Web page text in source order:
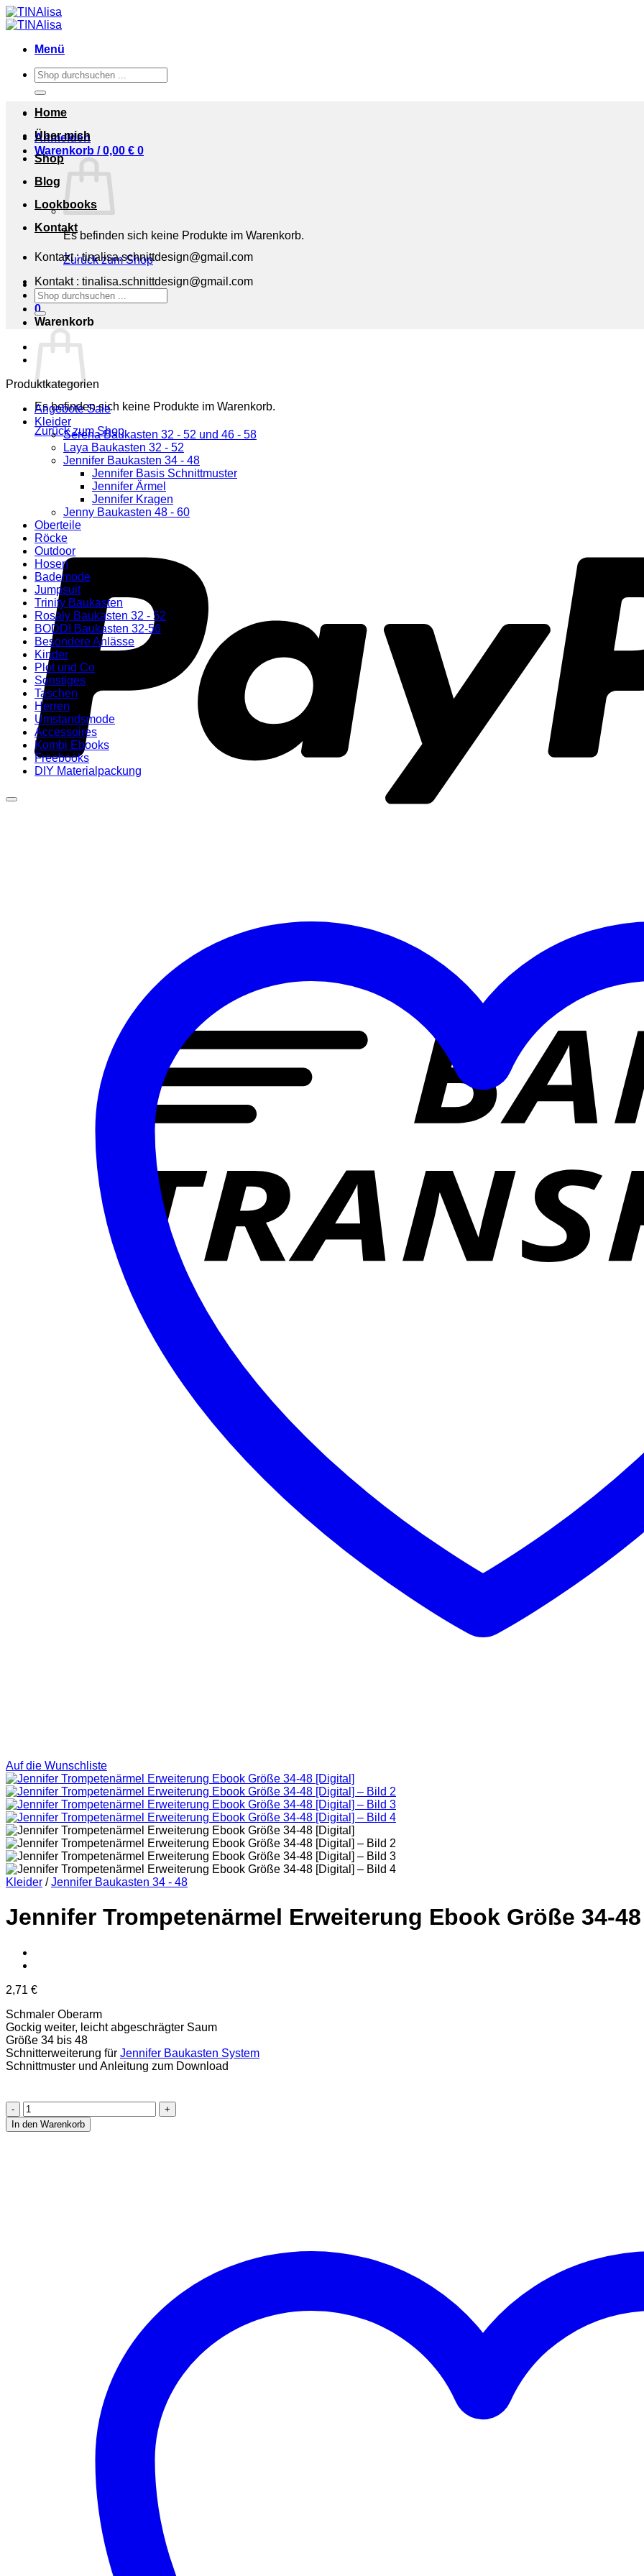
Zum
Inhalt
Menü
Suchen
nach:
Anmelden
Warenkorb /0,00 € 0
Es befinden sich keine Produkte im Warenkorb.
Zurück zum Shop
0
Warenkorb
Es befinden sich keine Produkte im Warenkorb.
Zurück zum Shop
Home
Über mich
Shop
Blog
Lookbooks
Kontakt
Kontakt : tinalisa.schnittdesign@gmail.com
Kontakt : tinalisa.schnittdesign@gmail.com
Suchen
nach:
Produktkategorien
Angebote Sale
Kleider
Serena Baukasten 32 - 52 und 46 - 58
Laya Baukasten 32 - 52
Jennifer Baukasten 34 - 48
Jennifer Basis Schnittmuster
Jennifer Ärmel
Jennifer Kragen
Jenny Baukasten 48 - 60
Oberteile
Röcke
Outdoor
Hosen
Bademode
Jumpsuit
Trinity Baukasten
Rosaly Baukasten 32 - 52
BODDI Baukasten 32-56
Besondere Anlässe
Kinder
Plot und Co
Sonstiges
Taschen
Herren
Umstandsmode
Accessoires
Kombi Ebooks
Freebooks
DIY Materialpackung
Auf die Wunschliste
Kleider / Jennifer Baukasten 34 - 48
Jennifer Trompetenärmel Erweiterung Ebook Größe 34-48
2,71 €
Schmaler Oberarm
Gockig weiter, leicht abgeschrägter Saum
Größe 34 bis 48
Schnitterweiterung für Jennifer Baukasten System
Schnittmuster und Anleitung zum Download
Jennifer
Trompetenärmel
Erweiterung
In den Warenkorb